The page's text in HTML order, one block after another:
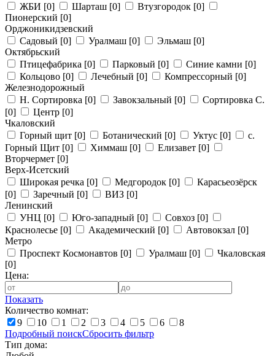
ЖБИ [0] Шарташ [0] Втузгородок [0]
Пионерский [0]
Орджоникидзевский
Садовый [0] Уралмаш [0] Эльмаш [0]
Октябрьский
Птицефабрика [0] Парковый [0] Синие камни [0]
Кольцово [0] Лечебный [0] Компрессорный [0]
Железнодорожный
Н. Сортировка [0] Завокзальный [0]
Сортировка С.
[0]
Центр [0]
Чкаловский
Горный щит [0] Ботанический [0] Уктус [0]
с.
Горный Щит [0] Химмаш [0] Елизавет [0]
Вторчермет [0]
Верх-Исетский
Широкая речка [0] Медгородок [0]
Карасьеозёрск
[0]
Заречный [0] ВИЗ [0]
Ленинский
УНЦ [0] Юго-западный [0] Совхоз [0]
Краснолесье [0] Академический [0] Автовокзал [0]
Метро
Проспект Космонавтов [0] Уралмаш [0]
Чкаловская
[0]
Цена:
Показать
Количество комнат:
9
10 1 2 3 4 5 6
8
Подробный поискСбросить фильтр
Тип дома: